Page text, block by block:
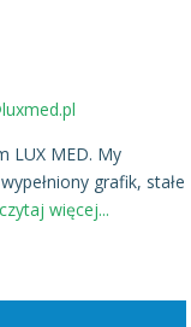
LUX MED. My
grafik, stałe
czytaj więcej...